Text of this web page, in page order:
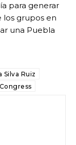
para generar
grupos en
una Puebla
Silva Ruiz